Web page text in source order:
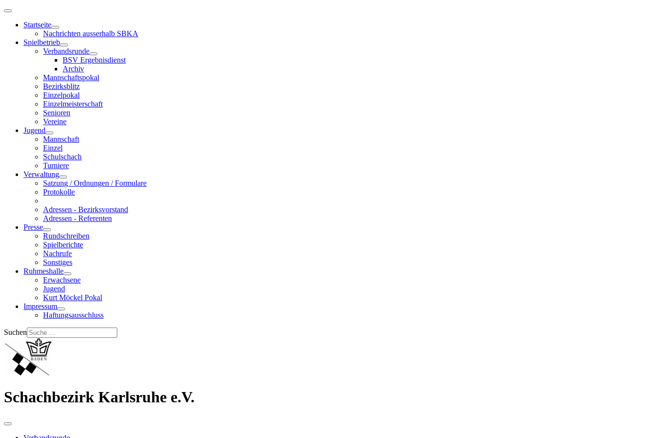
Startseite
Nachrichten ausserhalb SBKA
Spielbetrieb
Verbandsrunde
BSV Ergebnisdienst
Archiv
Mannschaftspokal
Bezirksblitz
Einzelpokal
Einzelmeisterschaft
Senioren
Vereine
Jugend
Mannschaft
Einzel
Schulschach
Turniere
Verwaltung
Satzung / Ordnungen / Formulare
Protokolle
Adressen - Bezirksvorstand
Adressen - Referenten
Presse
Rundschreiben
Spielberichte
Nachrufe
Sonstiges
Ruhmeshalle
Erwachsene
Jugend
Kurt Möckel Pokal
Impressum
Haftungsausschluss
Suchen
Schachbezirk Karlsruhe e.V.